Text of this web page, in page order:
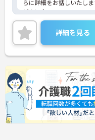
らに詳細をお話しいたし
ださい！
詳細を見る